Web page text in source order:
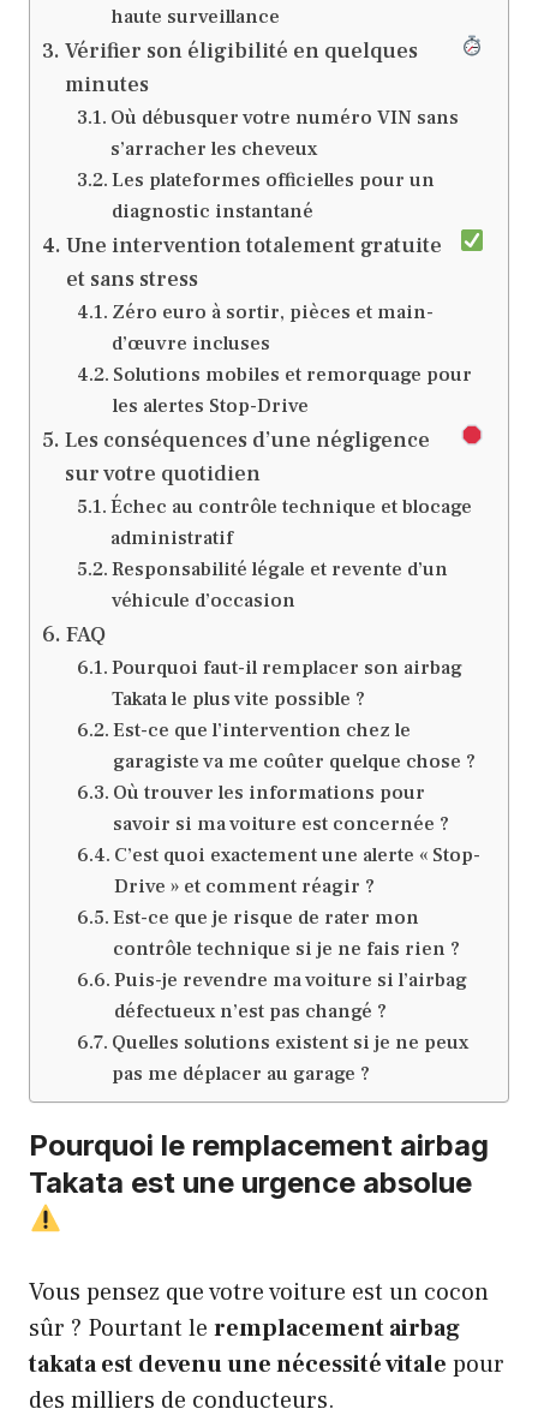
haute surveillance
Vérifier son éligibilité en quelques
minutes
Où débusquer votre numéro VIN sans
s’arracher les cheveux
Les plateformes officielles pour un
diagnostic instantané
Une intervention totalement gratuite
et sans stress
Zéro euro à sortir, pièces et main-
d’œuvre incluses
Solutions mobiles et remorquage pour
les alertes Stop-Drive
Les conséquences d’une négligence
sur votre quotidien
Échec au contrôle technique et blocage
administratif
Responsabilité légale et revente d’un
véhicule d’occasion
FAQ
Pourquoi faut-il remplacer son airbag
Takata le plus vite possible ?
Est-ce que l’intervention chez le
garagiste va me coûter quelque chose ?
Où trouver les informations pour
savoir si ma voiture est concernée ?
C’est quoi exactement une alerte « Stop-
Drive » et comment réagir ?
Est-ce que je risque de rater mon
contrôle technique si je ne fais rien ?
Puis-je revendre ma voiture si l’airbag
défectueux n’est pas changé ?
Quelles solutions existent si je ne peux
pas me déplacer au garage ?
Pourquoi le remplacement airbag
Takata est une urgence absolue
Vous pensez que votre voiture est un cocon
sûr ? Pourtant le remplacement airbag
takata est devenu une nécessité vitale pour
des milliers de conducteurs.